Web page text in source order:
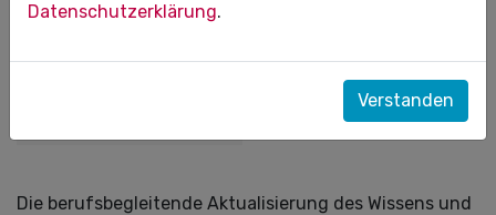
Download
Die berufsbegleitende Aktualisierung des Wissens und
Datenschutzerklärung.
Verstanden